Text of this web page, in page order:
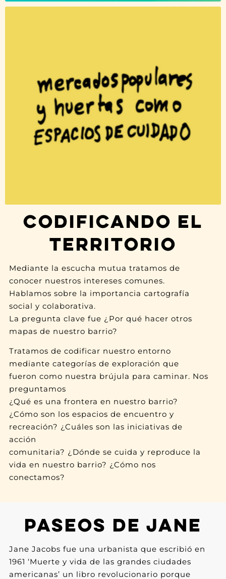
CODIFICANDO EL
TERRITORIO
Mediante la escucha mutua tratamos de
conocer nuestros intereses comunes.
Hablamos sobre la importancia cartografía
social y colaborativa.
La pregunta clave fue ¿Por qué hacer otros
mapas de nuestro barrio?
Tratamos de codificar nuestro entorno
mediante categorías de exploración que
fueron como nuestra brújula para caminar. Nos
preguntamos
¿Qué es una frontera en nuestro barrio?
¿Cómo son los espacios de encuentro y
recreación? ¿Cuáles son las iniciativas de
acción
comunitaria? ¿Dónde se cuida y reproduce la
vida en nuestro barrio? ¿Cómo nos
conectamos?
PASEOS DE JANE
Jane Jacobs fue una urbanista que escribió en
1961 ‘Muerte y vida de las grandes ciudades
americanas’ un libro revolucionario porque